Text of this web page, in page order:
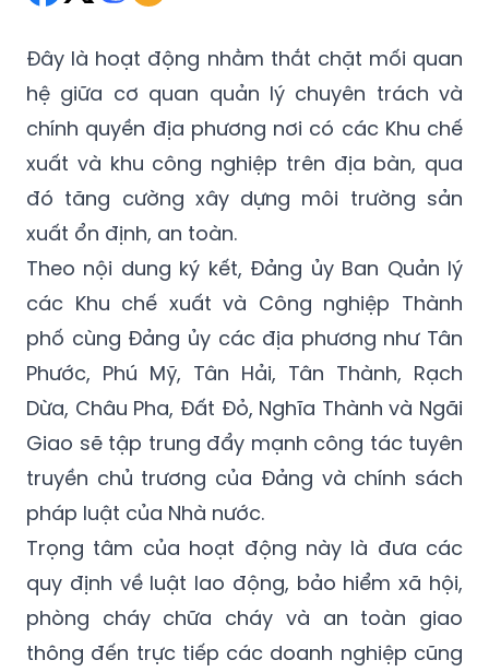
Đây là hoạt động nhằm thắt chặt mối quan
hệ giữa cơ quan quản lý chuyên trách và
chính quyền địa phương nơi có các Khu chế
xuất và khu công nghiệp trên địa bàn, qua
đó tăng cường xây dựng môi trường sản
xuất ổn định, an toàn.
Theo nội dung ký kết, Đảng ủy Ban Quản lý
các Khu chế xuất và Công nghiệp Thành
phố cùng Đảng ủy các địa phương như Tân
Phước, Phú Mỹ, Tân Hải, Tân Thành, Rạch
Dừa, Châu Pha, Đất Đỏ, Nghĩa Thành và Ngãi
Giao sẽ tập trung đẩy mạnh công tác tuyên
truyền chủ trương của Đảng và chính sách
pháp luật của Nhà nước.
Trọng tâm của hoạt động này là đưa các
quy định về luật lao động, bảo hiểm xã hội,
phòng cháy chữa cháy và an toàn giao
thông đến trực tiếp các doanh nghiệp cũng